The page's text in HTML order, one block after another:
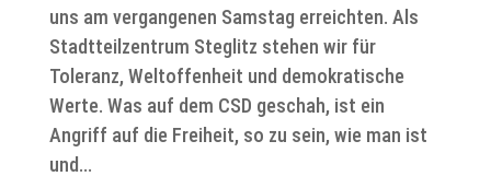
uns am vergangenen Samstag erreichten. Als
Stadtteilzentrum Steglitz stehen wir für
Toleranz, Weltoffenheit und demokratische
Werte. Was auf dem CSD geschah, ist ein
Angriff auf die Freiheit, so zu sein, wie man ist
und...